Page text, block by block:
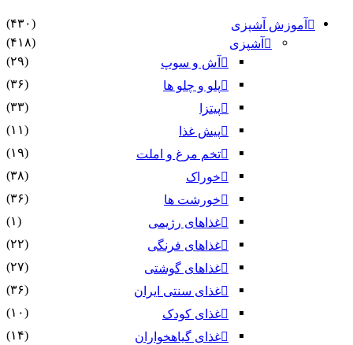
آموزش آشپزی
(۴۳۰)
آشپزی
(۴۱۸)
آش و سوپ
(۲۹)
پلو و چلو ها
(۳۶)
پیتزا
(۳۳)
پیش غذا
(۱۱)
تخم مرغ و املت
(۱۹)
خوراک
(۳۸)
خورشت ها
(۳۶)
غذاهای رژیمی
(۱)
غذاهای فرنگی
(۲۲)
غذاهای گوشتی
(۲۷)
غذای سنتی ایران
(۳۶)
غذای کودک
(۱۰)
غذای گیاهخواران
(۱۴)